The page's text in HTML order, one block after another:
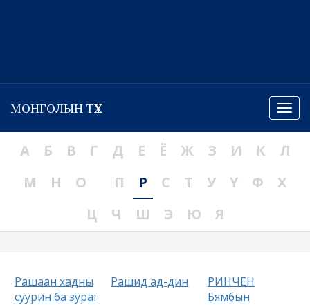
Menu
МОНГОЛЫН ТҮҮХ
А Б В Г Д Е Ё Ж З И К
Л
М
Н О П Р С Т У Ү Ф
Х
Ц
Ч Ш Э Ю Я
Рашаан хадны
суурин ба зураг
Рашид ад-дин
РИНЧЕН
Бямбын